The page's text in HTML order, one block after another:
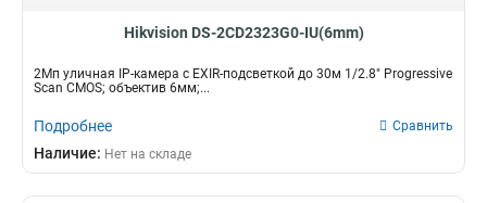
Hikvision DS-2CD2323G0-IU(6mm)
2Мп уличная IP-камера с EXIR-подсветкой до 30м 1/2.8" Progressive
Scan CMOS; объектив 6мм;...
Подробнее Сравнить
Наличие: Нет на складе